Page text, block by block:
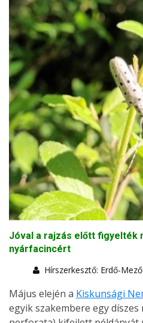
Jóval a rajzás előtt figyelték
nyárfacincért
Hírszerkesztő: Erdő-
Május elején a Kiskunsági
egyik szakembere egy díszes